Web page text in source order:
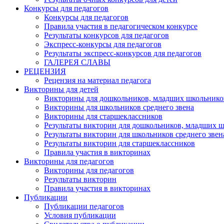
Конкурсы для педагогов
Конкурсы для педагогов
Правила участия в педагогическом конкурсе
Результаты конкурсов для педагогов
Экспресс-конкурсы для педагогов
Результаты экспресс-конкурсов для педагогов
ГАЛЕРЕЯ СЛАВЫ
РЕЦЕНЗИЯ
Рецензия на материал педагога
Викторины для детей
Викторины для дошкольников, младших
Викторины для школьников среднего звена
Викторины для старшеклассников
Результаты викторин для дошкольников, младших
Результаты викторин для школьников среднего
Результаты викторин для старшеклассников
Правила участия в викторинах
Викторины для педагогов
Викторины для педагогов
Результаты викторин
Правила участия в викторинах
Публикации
Публикации педагогов
Условия публикации